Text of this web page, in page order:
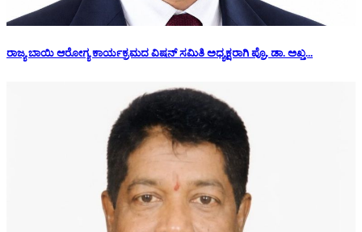
ರಾಜ್ಯ ಬಾಯಿ ಆರೋಗ್ಯ ಕಾರ್ಯಕ್ರಮದ ವಿಷನ್ ಸಮಿತಿ ಅಧ್ಯಕ್ಷರಾಗಿ ಪ್ರೊ. ಡಾ. ಅಖ್ತ...